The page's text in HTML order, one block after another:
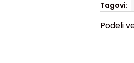
Tagovi:
Podeli